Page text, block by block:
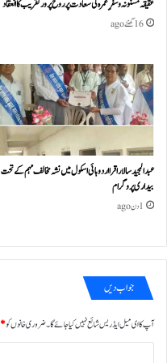
عقیقہ مسنونہ و سفرِ عمرہ کی سعادت پر روح پرور تقریب کا انعقاد
16 گھنٹے ago
عبدالمجید سالار اقرا اردو ہائی اسکول میں نشہ مخالف مہم کے تحت
بیداری پروگرام
1 دن ago
جواب دیں
آپ کا ای میل ایڈریس شائع نہیں کیا جائے گا۔ضروری خانوں کو*